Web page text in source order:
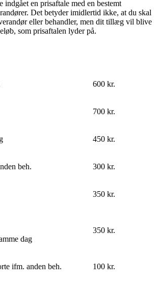
indgået en prisaftale med en bestemt
Det betyder imidlertid ikke, at du skal
eller behandler, men dit tillæg vil blive
som prisaftalen lyder på.
600 kr.
700 kr.
450 kr.
beh. 300 kr.
350 kr.
dag
350 kr.
ifm. anden beh. 100 kr.